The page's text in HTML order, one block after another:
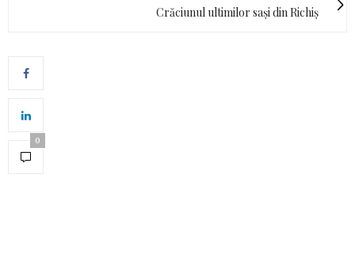
Crăciunul ultimilor sași din Richiș
0